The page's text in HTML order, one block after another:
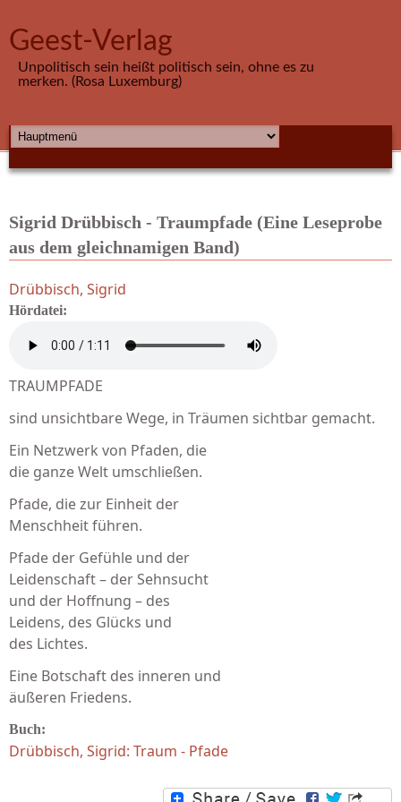
Geest-Verlag
Unpolitisch sein heißt politisch sein, ohne es zu
merken. (Rosa Luxemburg)
HAUPTMENÜ
Sigrid Drübbisch - Traumpfade (Eine Leseprobe
aus dem gleichnamigen Band)
Drübbisch, Sigrid
Hördatei:
TRAUMPFADE
sind unsichtbare Wege, in Träumen sichtbar gemacht.
Ein Netzwerk von Pfaden, die
die ganze Welt umschließen.
Pfade, die zur Einheit der
Menschheit führen.
Pfade der Gefühle und der
Leidenschaft – der Sehnsucht
und der Hoffnung – des
Leidens, des Glücks und
des Lichtes.
Eine Botschaft des inneren und
äußeren Friedens.
Buch:
Drübbisch, Sigrid: Traum - Pfade